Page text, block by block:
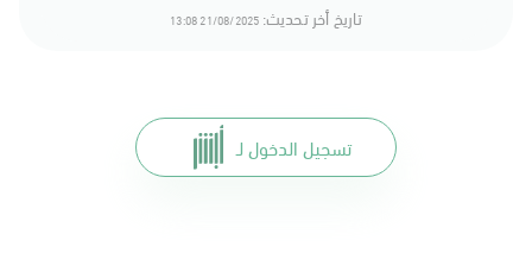
تاريخ أخر تحديث: 21/08/2025 13:08
تسجيل الدخول لـ